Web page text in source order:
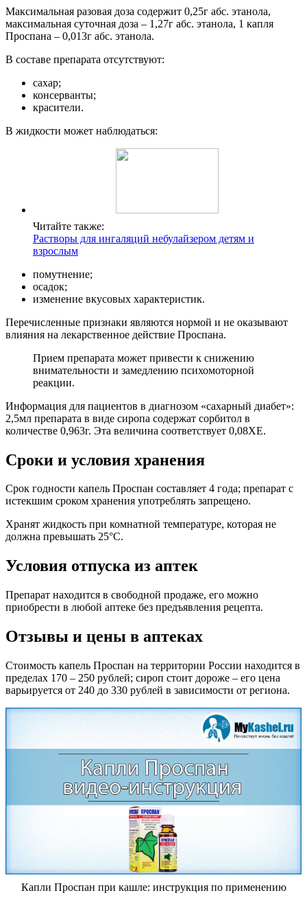
Максимальная разовая доза содержит 0,25г абс. этанола,
максимальная суточная доза – 1,27г абс. этанола, 1 капля
Проспана – 0,013г абс. этанола.
В составе препарата отсутствуют:
сахар;
консерванты;
красители.
В жидкости может наблюдаться:
Читайте также:
Растворы для ингаляций небулайзером детям и
взрослым
помутнение;
осадок;
изменение вкусовых характеристик.
Перечисленные признаки являются нормой и не оказывают
влияния на лекарственное действие Проспана.
Прием препарата может привести к снижению
внимательности и замедлению психомоторной
реакции.
Информация для пациентов в диагнозом «сахарный диабет»:
2,5мл препарата в виде сиропа содержат сорбитол в
количестве 0,963г. Эта величина соответствует 0,08ХЕ.
Сроки и условия хранения
Срок годности капель Проспан составляет 4 года; препарат с
истекшим сроком хранения употреблять запрещено.
Хранят жидкость при комнатной температуре, которая не
должна превышать 25°С.
Условия отпуска из аптек
Препарат находится в свободной продаже, его можно
приобрести в любой аптеке без предъявления рецепта.
Отзывы и цены в аптеках
Стоимость капель Проспан на территории России находится в
пределах 170 – 250 рублей; сироп стоит дороже – его цена
варьируется от 240 до 330 рублей в зависимости от региона.
Капли Проспан при кашле: инструкция по применению